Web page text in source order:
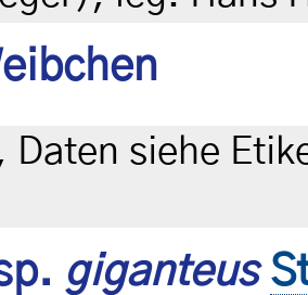
Daten siehe
giganteus